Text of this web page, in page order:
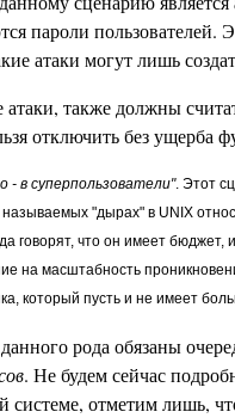
пароли пользователей.
атаки могут лишь
также должны
отключить без ущерба
- в суперпользователи". Этот
"дырах" в UNIX
говорят, что он имеет бюджет,
на масштабность
который пусть и не имеет
рода обязаны
. Не будем сейчас
системе, отметим лишь,